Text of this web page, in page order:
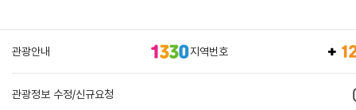
관광안내 지역번호
관광정보 수정/신규요청